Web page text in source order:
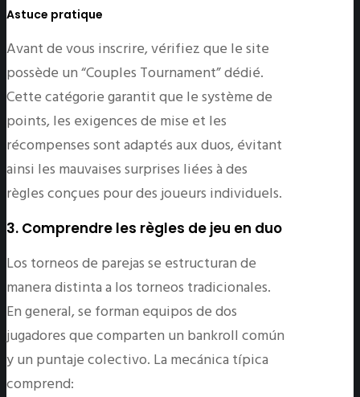
Astuce pratique
Avant de vous inscrire, vérifiez que le site
possède un “Couples Tournament” dédié.
Cette catégorie garantit que le système de
points, les exigences de mise et les
récompenses sont adaptés aux duos, évitant
ainsi les mauvaises surprises liées à des
règles conçues pour des joueurs individuels.
3. Comprendre les règles de jeu en duo
Los torneos de parejas se estructuran de
manera distinta a los torneos tradicionales.
En general, se forman equipos de dos
jugadores que comparten un bankroll común
y un puntaje colectivo. La mecánica típica
comprend: